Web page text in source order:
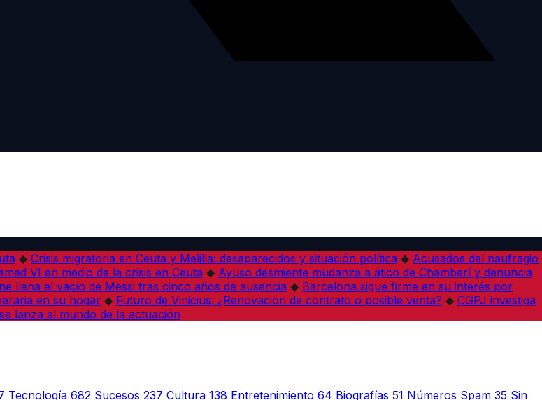
◆ Crisis migratoria en Ceuta y Melilla: desaparecidos y situación política ◆ Acusados del naufragio
VI en medio de la crisis en Ceuta ◆ Ayuso desmiente mudanza a ático de Chamberí y denuncia
llena el vacío de Messi tras cinco años de ausencia ◆ Barcelona sigue firme en su interés por
en su hogar ◆ Futuro de Vinicius: ¿Renovación de contrato o posible venta? ◆ CGPJ investiga
lanza al mundo de la actuación
Tecnología 682 Sucesos 237 Cultura 138 Entretenimiento 64 Biografías 51 Números Spam 35 Sin